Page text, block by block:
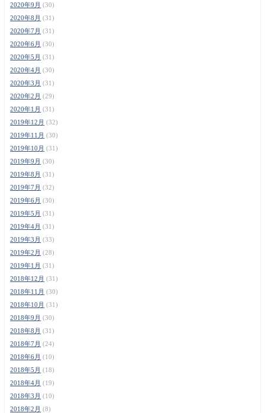
2020年9月 (30)
2020年8月 (31)
2020年7月 (31)
2020年6月 (30)
2020年5月 (31)
2020年4月 (30)
2020年3月 (31)
2020年2月 (29)
2020年1月 (31)
2019年12月 (32)
2019年11月 (30)
2019年10月 (31)
2019年9月 (30)
2019年8月 (31)
2019年7月 (32)
2019年6月 (30)
2019年5月 (31)
2019年4月 (31)
2019年3月 (33)
2019年2月 (28)
2019年1月 (31)
2018年12月 (31)
2018年11月 (30)
2018年10月 (31)
2018年9月 (30)
2018年8月 (31)
2018年7月 (24)
2018年6月 (10)
2018年5月 (18)
2018年4月 (19)
2018年3月 (10)
2018年2月 (8)